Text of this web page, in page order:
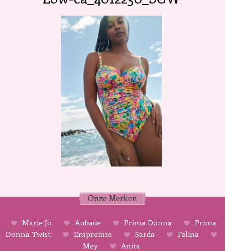
Onze Merken
Marie Jo Aubade Prima Donna
Prima
Donna Twist
Empreinte Sarda
Felina
Mey
Anita